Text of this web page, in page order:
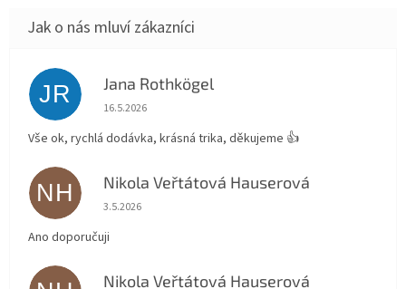
JR Jana Rothkögel
Hodnocení obchodu je 5 z 5 hvězdiček.
16.5.2026
Vše ok, rychlá dodávka, krásná trika, děkujeme 👍
NH Nikola Veřtátová Hauserová
Hodnocení obchodu je 5 z 5 hvězdiček.
3.5.2026
Ano doporučuji
Nikola Veřtátová Hauserová